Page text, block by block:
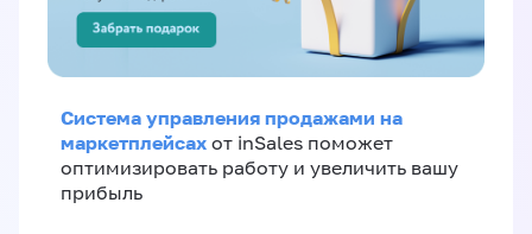
Система управления продажами на
маркетплейсах от inSales поможет
оптимизировать работу и увеличить вашу
прибыль